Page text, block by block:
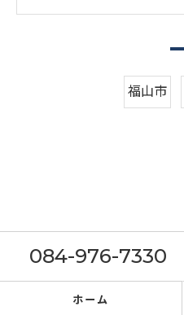
福山市
084-976-7330
ホーム